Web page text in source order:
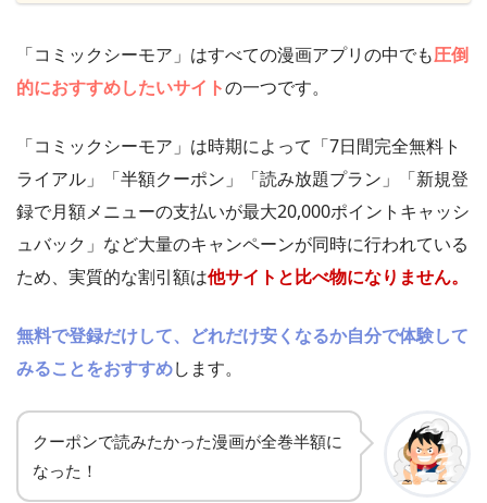
「コミックシーモア」はすべての漫画アプリの中でも圧倒
的におすすめしたいサイトの一つです。
「コミックシーモア」は時期によって「7日間完全無料ト
ライアル」「半額クーポン」「読み放題プラン」「新規登
録で月額メニューの支払いが最大20,000ポイントキャッシ
ュバック」など大量のキャンペーンが同時に行われている
ため、実質的な割引額は他サイトと比べ物になりません。
無料で登録だけして、どれだけ安くなるか自分で体験して
みることをおすすめします。
クーポンで読みたかった漫画が全巻半額に
なった！